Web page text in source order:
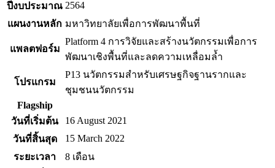
ปีงบประมาณ 2564
แผนงานหลัก มหาวิทยาลัยเพื่อการพัฒนาพื้นที่
แพลตฟอร์ม
Platform 4 การวิจัยและสร้างนวัตกรรมเพื่อการ
พัฒนาเชิงพื้นที่และลดความเหลื่อมล้ำ
โปรแกรม
P13 นวัตกรรมสำหรับเศรษฐกิจฐานรากและ
ชุมชนนวัตกรรม
Flagship
วันที่เริ่มต้น
16 August 2021
วันที่สิ้นสุด
15 March 2022
ระยะเวลา
8 เดือน